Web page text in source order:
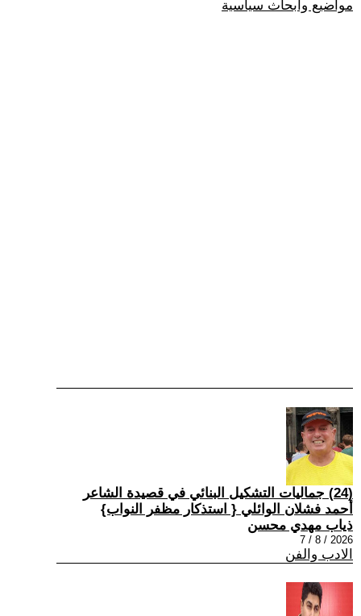
مواضيع وابحاث سياسية
(24) جماليات التشكيل البنائي في قصيدة الشاعر
أحمد فشلان الوائلي { استذكار مظفر النواب}
ذياب مهدي محسن
2026 / 8 / 7
الادب والفن